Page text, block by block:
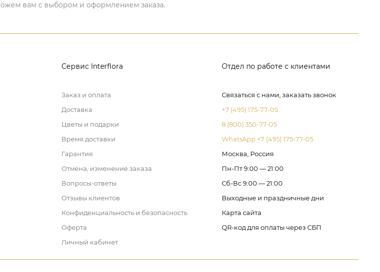
вам с выбором и оформлением заказа.
Сервис Interflora
Заказ и оплата
Доставка
Цветы и подарки
Время доставки
Гарантия
Отмена, изменение заказа
Вопросы-ответы
Отзывы клиентов
Конфиденциальность и безопасность
Оферта
Личный кабинет
Отдел по работе с клиентами
Связаться с нами, заказать звонок
+7 (495) 175-77-05
8 (800) 350-77-05
WhatsApp +7 (495) 175-77-05
Москва, Россия
Пн-Пт 9:00 — 21:00
Сб-Вс 9:00 — 21:00
Выходные и праздничные дни
Карта сайта
QR-код для оплаты через СБП